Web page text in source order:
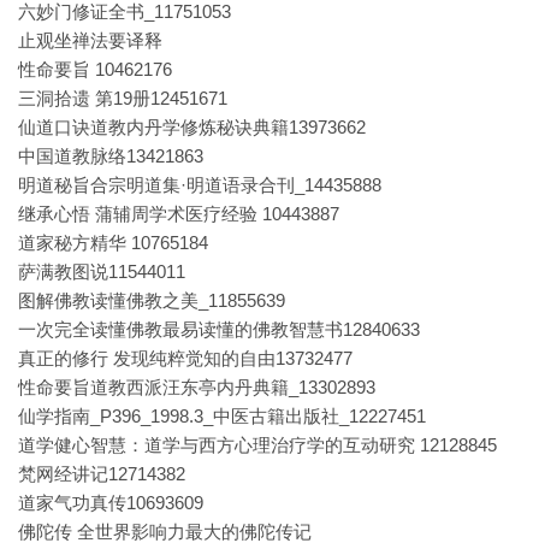
六妙门修证全书_11751053
止观坐禅法要译释
性命要旨 10462176
三洞拾遗 第19册12451671
仙道口诀道教内丹学修炼秘诀典籍13973662
中国道教脉络13421863
明道秘旨合宗明道集·明道语录合刊_14435888
继承心悟 蒲辅周学术医疗经验 10443887
道家秘方精华 10765184
萨满教图说11544011
图解佛教读懂佛教之美_11855639
一次完全读懂佛教最易读懂的佛教智慧书12840633
真正的修行 发现纯粹觉知的自由13732477
性命要旨道教西派汪东亭内丹典籍_13302893
仙学指南_P396_1998.3_中医古籍出版社_12227451
道学健心智慧：道学与西方心理治疗学的互动研究 12128845
梵网经讲记12714382
道家气功真传10693609
佛陀传 全世界影响力最大的佛陀传记